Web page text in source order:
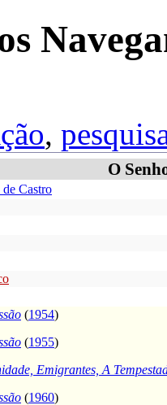
,
O
Castro
(1954)
(1955)
Emigrantes, A
(1960)